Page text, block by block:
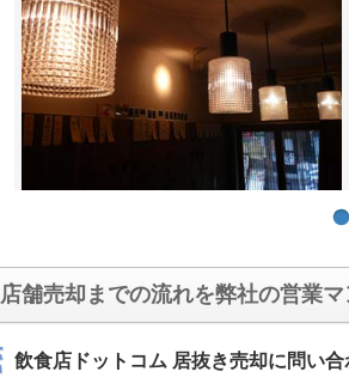
店舗売却までの流れを弊社の営業
飲食店ドットコム 居抜き売却に問い